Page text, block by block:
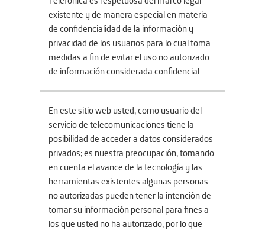
existente y de manera especial en materia
de confidencialidad de la información y
privacidad de los usuarios para lo cual toma
medidas a fin de evitar el uso no autorizado
de información considerada confidencial.
En este sitio web usted, como usuario del
servicio de telecomunicaciones tiene la
posibilidad de acceder a datos considerados
privados; es nuestra preocupación, tomando
en cuenta el avance de la tecnología y las
herramientas existentes algunas personas
no autorizadas pueden tener la intención de
tomar su información personal para fines a
los que usted no ha autorizado, por lo que